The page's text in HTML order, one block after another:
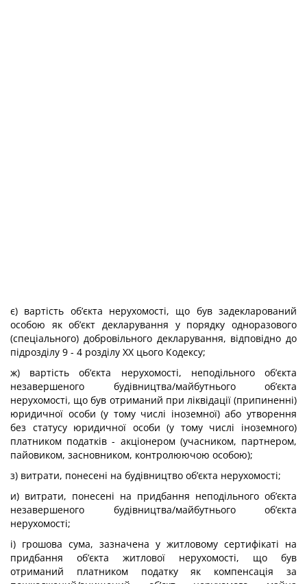
є) вартість об’єкта нерухомості, що був задекларований
особою як об’єкт декларування у порядку одноразового
(спеціального) добровільного декларування, відповідно до
підрозділу 9 - 4 розділу XX цього Кодексу;
ж) вартість об’єкта нерухомості, неподільного об’єкта
незавершеного будівництва/майбутнього об’єкта
нерухомості, що був отриманий при ліквідації (припиненні)
юридичної особи (у тому числі іноземної) або утворення
без статусу юридичної особи (у тому числі іноземного)
платником податків - акціонером (учасником, партнером,
пайовиком, засновником, контролюючою особою);
з) витрати, понесені на будівництво об’єкта нерухомості;
и) витрати, понесені на придбання неподільного об’єкта
незавершеного будівництва/майбутнього об’єкта
нерухомості;
і) грошова сума, зазначена у житловому сертифікаті на
придбання об’єкта житлової нерухомості, що був
отриманий платником податку як компенсація за